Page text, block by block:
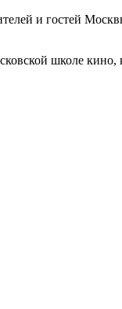
и гостей
школе